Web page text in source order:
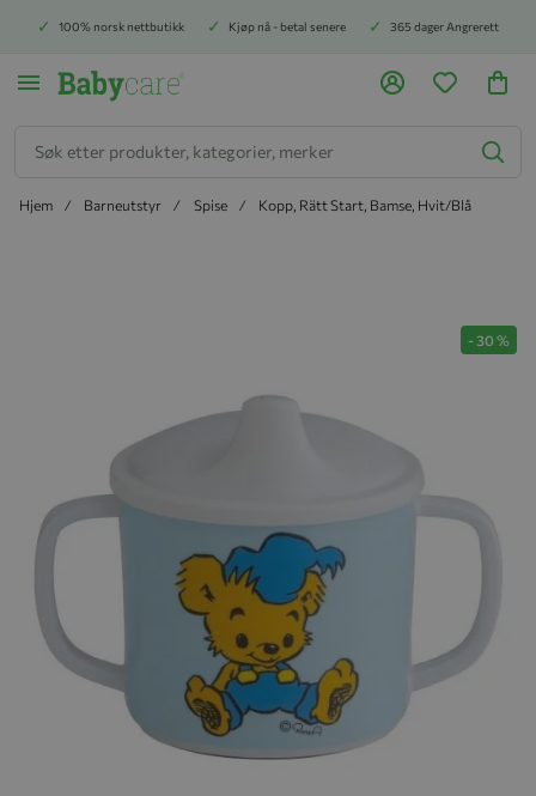
100% norsk nettbutikk Kjøp nå - betal senere 365 dager Angrerett
Hjem Barneutstyr Spise Kopp, Rätt Start, Bamse, Hvit/Blå
-30 %